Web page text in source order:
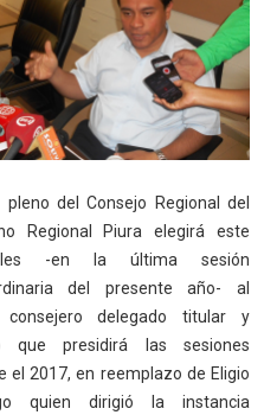
pleno del Consejo Regional del
Regional Piura elegirá este
-en la última sesión
del presente año- al
consejero delegado titular y
que presidirá las sesiones
el 2017, en reemplazo de Eligio
quien dirigió la instancia